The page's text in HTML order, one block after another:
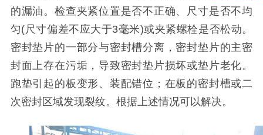
的漏油。检查夹紧位置是否不正确、尺寸是否不均
匀(尺寸偏差不应大于3毫米)或夹紧螺栓是否松动。
密封垫片的一部分与密封槽分离，密封垫片的主密
封面上存在污垢，导致密封垫片损坏或垫片老化。
跑垫引起的板变形、装配错位；在板的密封槽或二
次密封区域发现裂纹。根据上述情况可以解决。